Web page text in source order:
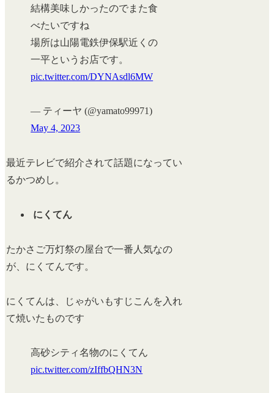
結構美味しかったのでまた食
べたいですね
場所は山陽電鉄伊保駅近くの
一平というお店です。
pic.twitter.com/DYNAsdl6MW
— ティーヤ (@yamato99971)
May 4, 2023
最近テレビで紹介されて話題になってい
るかつめし。
にくてん
たかさご万灯祭の屋台で一番人気なの
が、にくてんです。
にくてんは、じゃがいもすじこんを入れ
て焼いたものです
高砂シティ名物のにくてん
pic.twitter.com/zIffbQHN3N